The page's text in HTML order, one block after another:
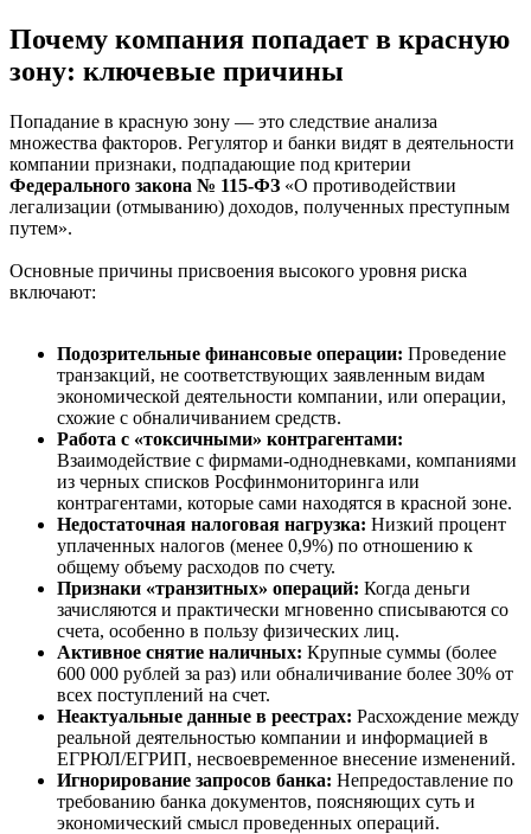
Почему компания попадает в красную
зону: ключевые причины
Попадание в красную зону — это следствие анализа
множества факторов. Регулятор и банки видят в деятельности
компании признаки, подпадающие под критерии
Федерального закона № 115-ФЗ «О противодействии
легализации (отмыванию) доходов, полученных преступным
путем».
Основные причины присвоения высокого уровня риска
включают:
Подозрительные финансовые операции: Проведение
транзакций, не соответствующих заявленным видам
экономической деятельности компании, или операции,
схожие с обналичиванием средств.
Работа с «токсичными» контрагентами:
Взаимодействие с фирмами-однодневками, компаниями
из черных списков Росфинмониторинга или
контрагентами, которые сами находятся в красной зоне.
Недостаточная налоговая нагрузка: Низкий процент
уплаченных налогов (менее 0,9%) по отношению к
общему объему расходов по счету.
Признаки «транзитных» операций: Когда деньги
зачисляются и практически мгновенно списываются со
счета, особенно в пользу физических лиц.
Активное снятие наличных: Крупные суммы (более
600 000 рублей за раз) или обналичивание более 30% от
всех поступлений на счет.
Неактуальные данные в реестрах: Расхождение между
реальной деятельностью компании и информацией в
ЕГРЮЛ/ЕГРИП, несвоевременное внесение изменений.
Игнорирование запросов банка: Непредоставление по
требованию банка документов, поясняющих суть и
экономический смысл проведенных операций.